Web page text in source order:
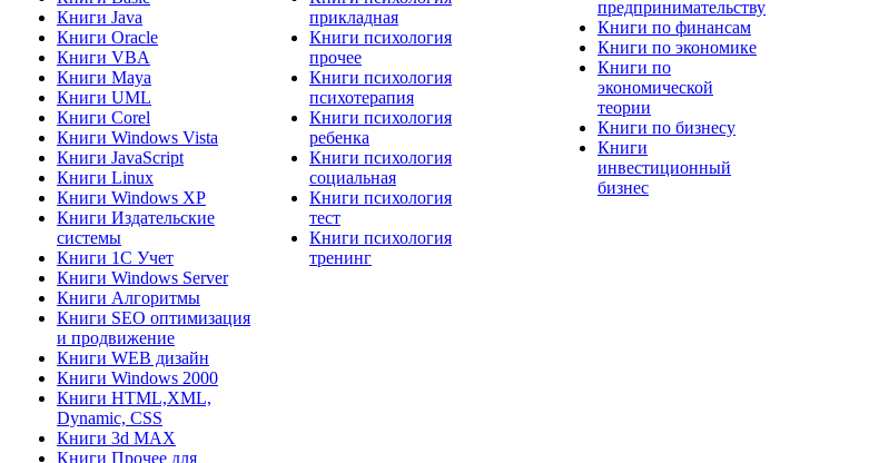
Книги Java
Книги Oracle
Книги VBA
Книги Maya
Книги UML
Книги Corel
Книги Windows Vista
Книги JavaScript
Книги Linux
Книги Windows XP
Книги Издательские
системы
Книги 1C Учет
Книги Windows Server
Книги Алгоритмы
Книги SEO оптимизация
и продвижение
Книги WEB дизайн
Книги Windows 2000
Книги HTML,XML,
Dynamic, CSS
Книги 3d MAX
Книги Прочее для
прикладная
Книги психология
прочее
Книги психология
психотерапия
Книги психология
ребенка
Книги психология
социальная
Книги психология
тест
Книги психология
тренинг
предпринимательству
Книги по финансам
Книги по экономике
Книги по
экономической
теории
Книги по бизнесу
Книги
инвестиционный
бизнес